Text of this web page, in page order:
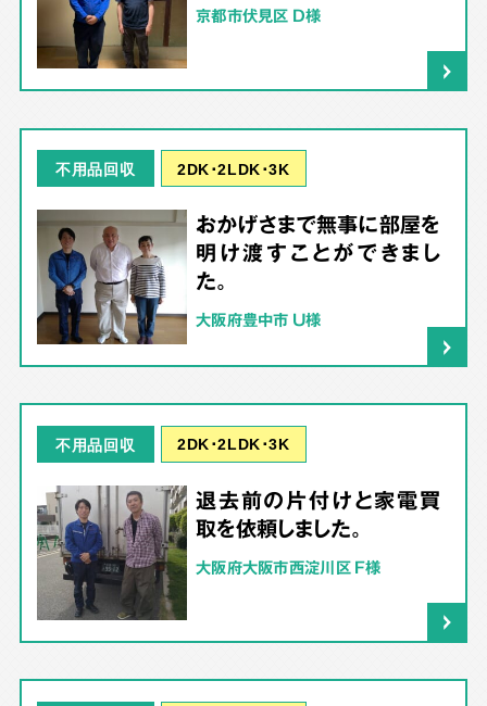
京都市伏見区 D様
不用品回収 2DK･2LDK･3K
おかげさまで無事に部屋を
明け渡すことができまし
た。
大阪府豊中市 U様
不用品回収 2DK･2LDK･3K
退去前の片付けと家電買
取を依頼しました。
大阪府大阪市西淀川区 F様